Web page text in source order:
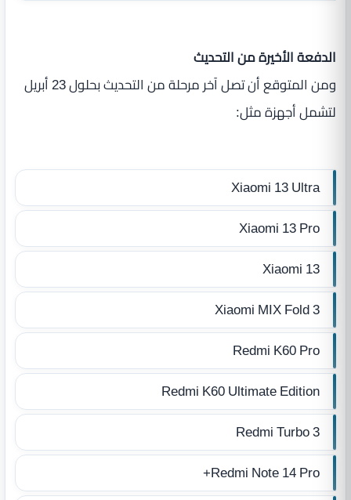
الدفعة الأخيرة من التحديث
ومن المتوقع أن تصل آخر مرحلة من التحديث بحلول 23 أبريل
لتشمل أجهزة مثل:
Xiaomi 13 Ultra
Xiaomi 13 Pro
Xiaomi 13
Xiaomi MIX Fold 3
Redmi K60 Pro
Redmi K60 Ultimate Edition
Redmi Turbo 3
Redmi Note 14 Pro+